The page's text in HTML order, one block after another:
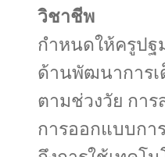
วิชาชีพ
กำหนดให้ครูปฐ
ด้านพัฒนาการเ
ตามช่วงวัย กา
การออกแบบกา